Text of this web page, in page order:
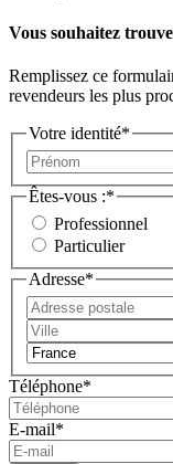
Vous souhaitez
Remplissez ce
revendeurs les plus
Votre identité*
Êtes-vous :*
Professionnel
Particulier
Adresse*
Téléphone*
E-mail*